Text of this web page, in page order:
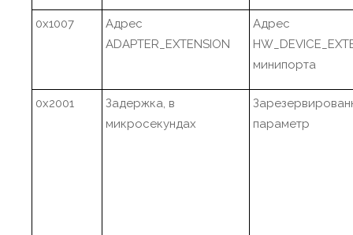
0x1007
Адрес
ADAPTER_EXTENSION
Адрес
минипорта
0x2001
Задержка, в
микросекундах
параметр